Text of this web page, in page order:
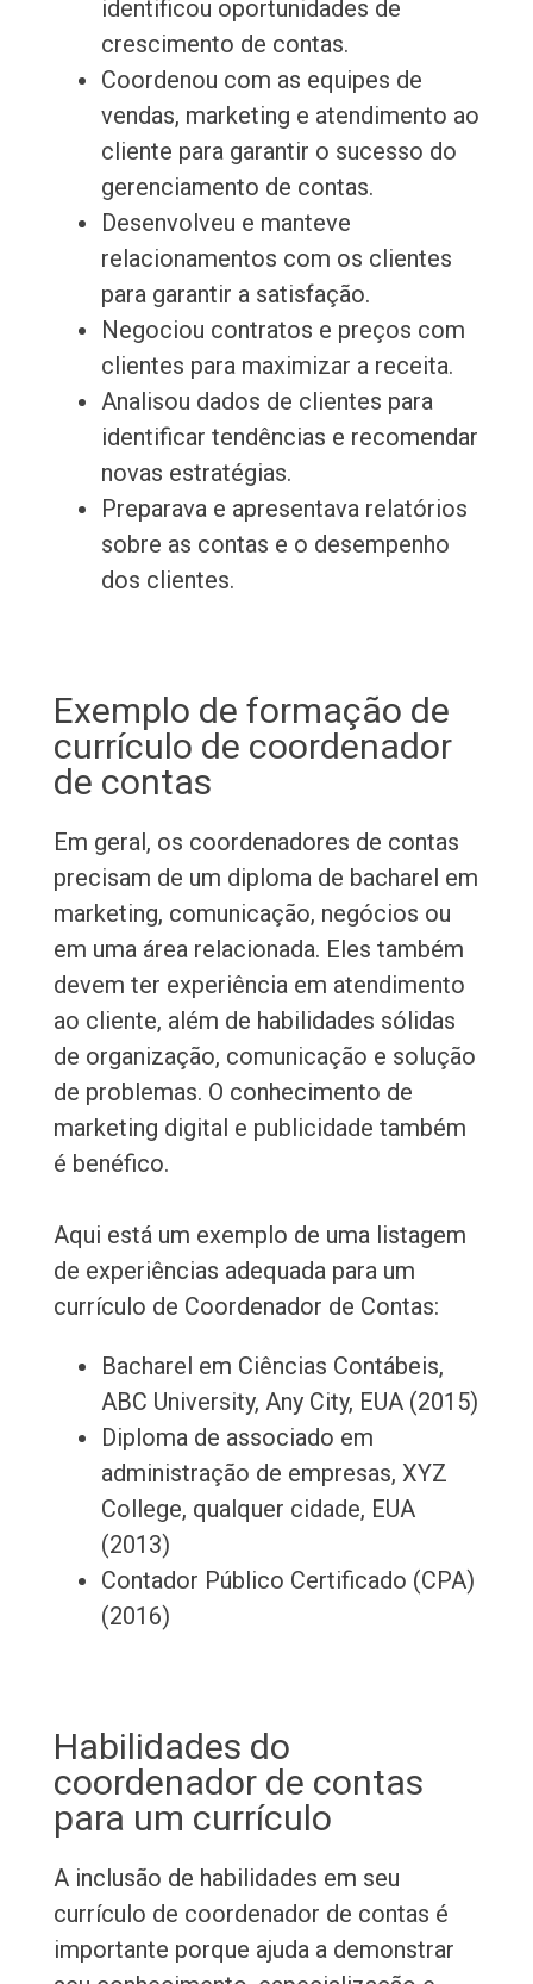
identificou oportunidades de
crescimento de contas.
Coordenou com as equipes de
vendas, marketing e atendimento ao
cliente para garantir o sucesso do
gerenciamento de contas.
Desenvolveu e manteve
relacionamentos com os clientes
para garantir a satisfação.
Negociou contratos e preços com
clientes para maximizar a receita.
Analisou dados de clientes para
identificar tendências e recomendar
novas estratégias.
Preparava e apresentava relatórios
sobre as contas e o desempenho
dos clientes.
Exemplo de formação de
currículo de coordenador
de contas
Em geral, os coordenadores de contas
precisam de um diploma de bacharel em
marketing, comunicação, negócios ou
em uma área relacionada. Eles também
devem ter experiência em atendimento
ao cliente, além de habilidades sólidas
de organização, comunicação e solução
de problemas. O conhecimento de
marketing digital e publicidade também
é benéfico.
Aqui está um exemplo de uma listagem
de experiências adequada para um
currículo de Coordenador de Contas:
Bacharel em Ciências Contábeis,
ABC University, Any City, EUA (2015)
Diploma de associado em
administração de empresas, XYZ
College, qualquer cidade, EUA
(2013)
Contador Público Certificado (CPA)
(2016)
Habilidades do
coordenador de contas
para um currículo
A inclusão de habilidades em seu
currículo de coordenador de contas é
importante porque ajuda a demonstrar